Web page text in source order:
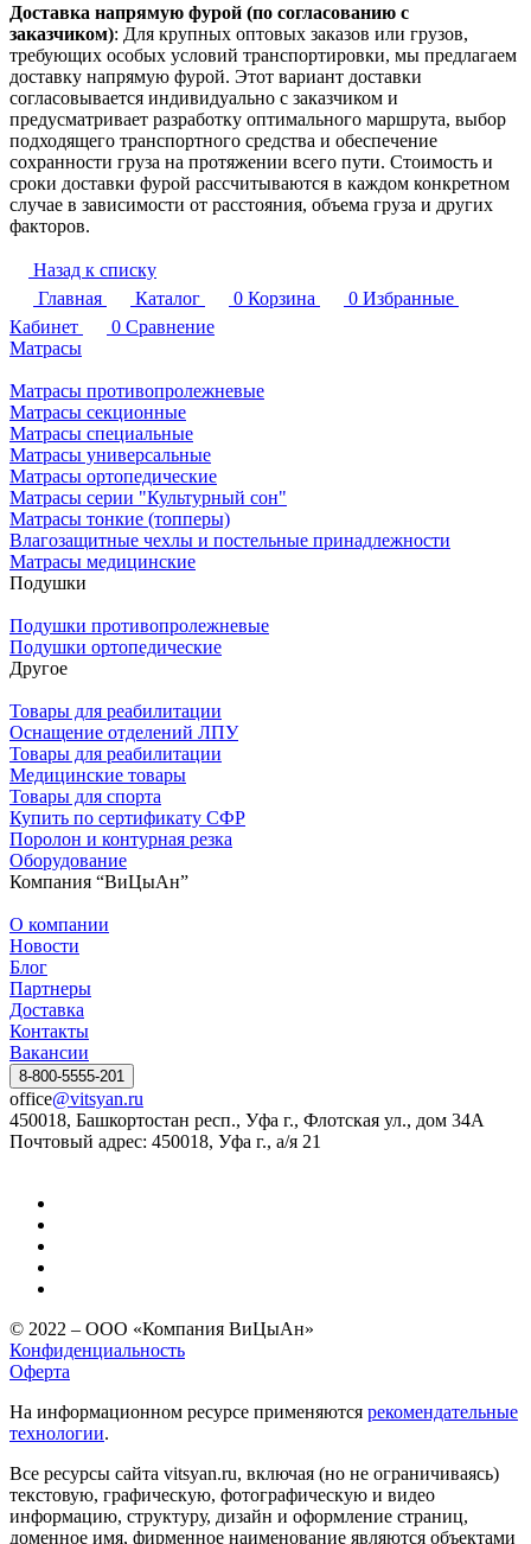
Доставка напрямую фурой (по согласованию с
заказчиком): Для крупных оптовых заказов или грузов,
требующих особых условий транспортировки, мы предлагаем
доставку напрямую фурой. Этот вариант доставки
согласовывается индивидуально с заказчиком и
предусматривает разработку оптимального маршрута, выбор
подходящего транспортного средства и обеспечение
сохранности груза на протяжении всего пути. Стоимость и
сроки доставки фурой рассчитываются в каждом конкретном
случае в зависимости от расстояния, объема груза и других
факторов.
Назад к списку
Главная
Каталог 0 Корзина 0 Избранные
Кабинет
0 Сравнение
Матрасы
Матрасы противопролежневые
Матрасы секционные
Матрасы специальные
Матрасы универсальные
Матрасы ортопедические
Матрасы серии "Культурный сон"
Матрасы тонкие (топперы)
Влагозащитные чехлы и постельные принадлежности
Матрасы медицинские
Подушки
Подушки противопролежневые
Подушки ортопедические
Другое
Товары для реабилитации
Оснащение отделений ЛПУ
Товары для реабилитации
Медицинские товары
Товары для спорта
Купить по сертификату СФР
Поролон и контурная резка
Оборудование
Компания “ВиЦыАн”
О компании
Новости
Блог
Партнеры
Доставка
Контакты
Вакансии
8-800-5555-201
office@vitsyan.ru
450018, Башкортостан респ., Уфа г., Флотская ул., дом 34А
Почтовый адрес: 450018, Уфа г., а/я 21
© 2022 – ООО «Компания ВиЦыАн»
Конфиденциальность
Оферта
На информационном ресурсе применяются рекомендательные
технологии.
Все ресурсы сайта vitsyan.ru, включая (но не ограничиваясь)
текстовую, графическую, фотографическую и видео
информацию, структуру, дизайн и оформление страниц,
доменное имя, фирменное наименование являются объектами